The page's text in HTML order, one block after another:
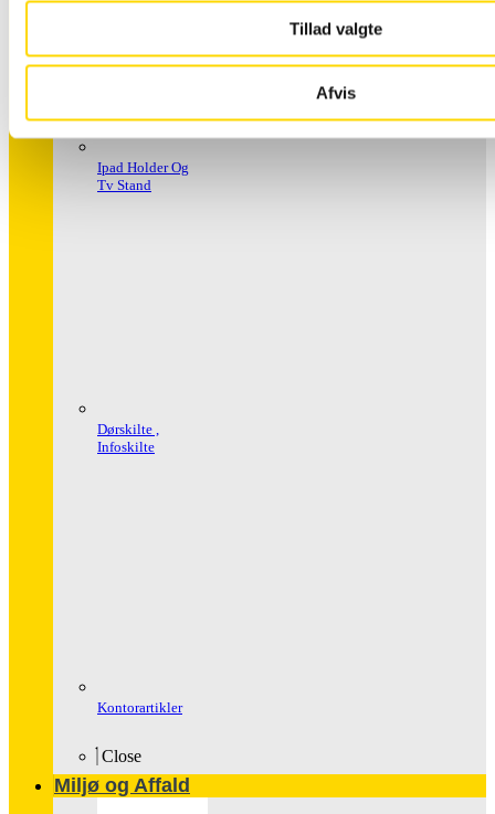
Tillad valgte
Afvis
Ipad Holder Og
Tv Stand
Dørskilte ,
Infoskilte
Kontorartikler
Close
Miljø og Affald